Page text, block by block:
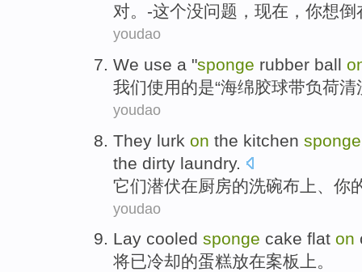
对。 -这个没问题 ， 现在 ， 你想倒
youdao
We use a "sponge rubber ball
我们使用的是“海绵胶球带负荷清
youdao
They lurk on the kitchen sponge
the dirty laundry.
它们潜伏在厨房的洗碗布上 你
youdao
Lay cooled sponge cake flat on
将已冷却的蛋糕放在案板 上。